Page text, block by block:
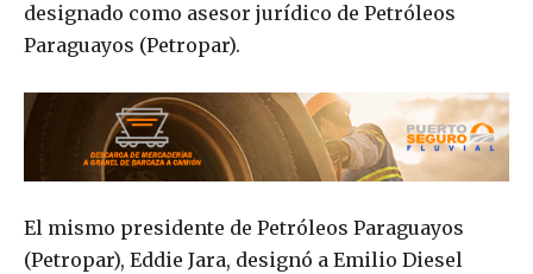
designado como asesor jurídico de Petróleos
Paraguayos (Petropar).
El mismo presidente de Petróleos Paraguayos
(Petropar), Eddie Jara, designó a Emilio Diesel